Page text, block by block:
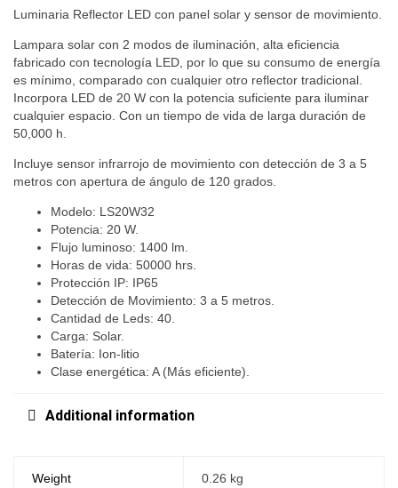
Luminaria Reflector LED con panel solar y sensor de movimiento.
Lampara solar con 2 modos de iluminación, alta eficiencia
fabricado con tecnología LED, por lo que su consumo de energía
es mínimo, comparado con cualquier otro reflector tradicional.
Incorpora LED de 20 W con la potencia suficiente para iluminar
cualquier espacio. Con un tiempo de vida de larga duración de
50,000 h.
Incluye sensor infrarrojo de movimiento con detección de 3 a 5
metros con apertura de ángulo de 120 grados.
Modelo: LS20W32
Potencia: 20 W.
Flujo luminoso: 1400 lm.
Horas de vida: 50000 hrs.
Protección IP: IP65
Detección de Movimiento: 3 a 5 metros.
Cantidad de Leds: 40.
Carga: Solar.
Batería: Ion-litio
Clase energética: A (Más eficiente).
Additional information
Weight 0.26 kg